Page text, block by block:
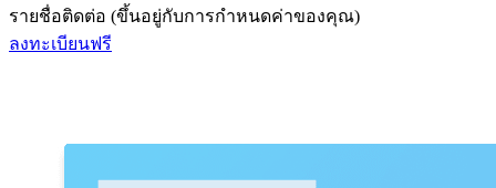
รายชื่อติดต่อ (ขึ้นอยู่กับการกำหนดค่าของคุณ)
ลงทะเบียนฟรี